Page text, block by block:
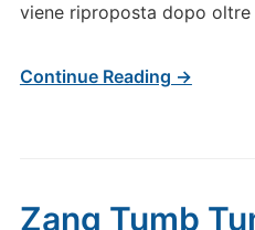
viene riproposta dopo
Continue Reading →
Zang Tumb